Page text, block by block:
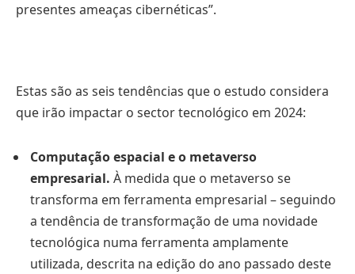
presentes ameaças cibernéticas”.
Estas são as seis tendências que o estudo considera
que irão impactar o sector tecnológico em 2024:
Computação espacial e o metaverso
empresarial. À medida que o metaverso se
transforma em ferramenta empresarial – seguindo
a tendência de transformação de uma novidade
tecnológica numa ferramenta amplamente
utilizada, descrita na edição do ano passado deste